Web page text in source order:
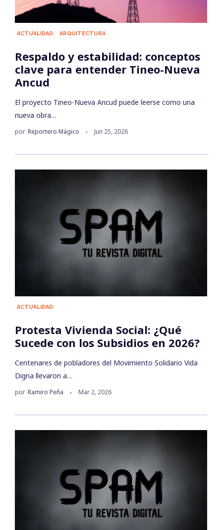
ACTUALIDAD ARQUITECTURA
Respaldo y estabilidad: conceptos
clave para entender Tineo-Nueva
Ancud
El proyecto Tineo-Nueva Ancud puede leerse como una
nueva obra…
por Reportero Mágico Jun 25, 2026
ACTUALIDAD
Protesta Vivienda Social: ¿Qué
Sucede con los Subsidios en 2026?
Centenares de pobladores del Movimiento Solidario Vida
Digna llevaron a…
por Ramiro Peña Mar 2, 2026